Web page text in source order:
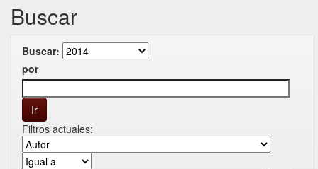
Buscar
Buscar:
por
Filtros actuales: